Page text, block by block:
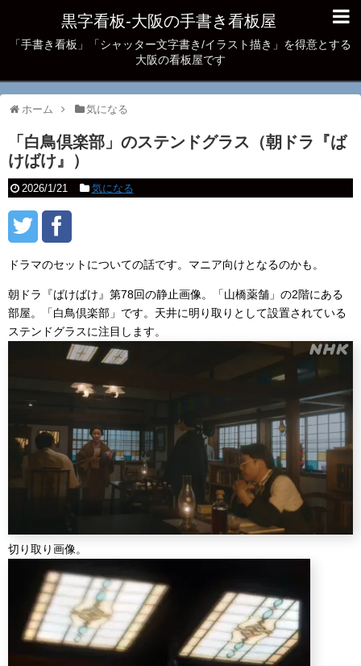
黒字看板‐大阪の手書き看板屋
「手書き看板」「シャッター文字書き/イラスト描き」を得意とする
大阪の看板屋です
ホーム 気になる
「白鳥倶楽部」のステンドグラス（朝ドラ『ば
けばけ』）
2026/1/21 気になる
ドラマのセットについての話です。マニア向けとなるのかも。
朝ドラ『ばけばけ』第78回の静止画像。「山橋薬舗」の2階にある
部屋。「白鳥倶楽部」です。天井に明り取りとして設置されている
ステンドグラスに注目します。
切り取り画像。